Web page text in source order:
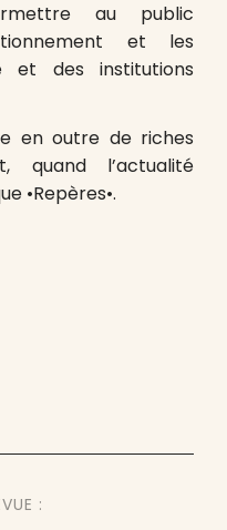
au public
et les
et des institutions
en outre de riches
quand l’actualité
•Repères•.
: